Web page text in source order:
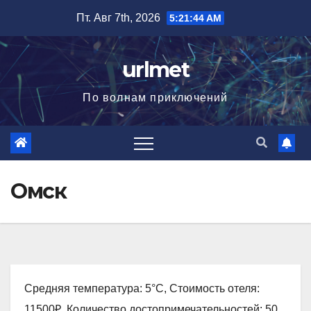
содержимому
Пт. Авг 7th, 2026 5:21:45 AM
urlmet
По волнам приключений
Омск
Средняя температура: 5°C, Стоимость отеля: